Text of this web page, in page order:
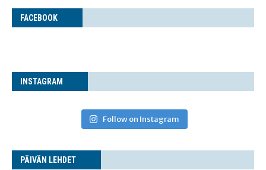
FACE­BOOK
INS­TA­GRAM
Follow on Instagram
PÄI­VÄN LEHDET